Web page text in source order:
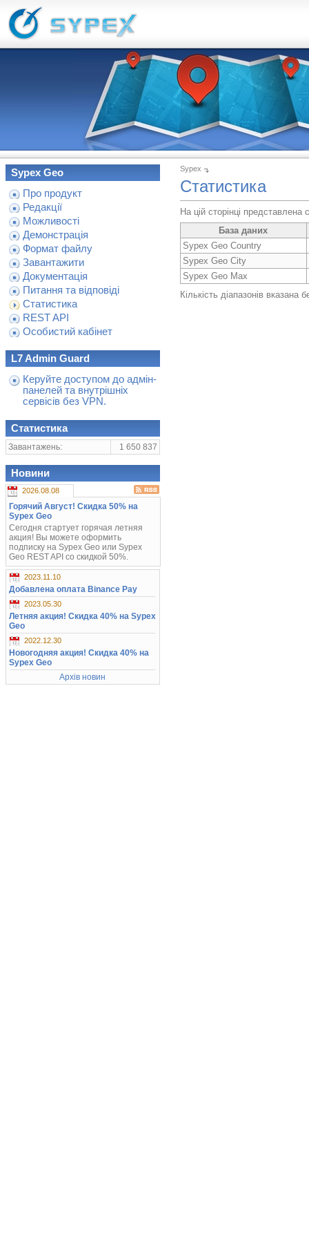
Sypex
Статистика
На цій сторінці
База даних
Sypex Geo Country
Sypex Geo City
Sypex Geo Max
Кількість діапазонів вказана
Sypex Geo
Про продукт
Редакції
Можливості
Демонстрація
Формат файлу
Завантажити
Документація
Питання та відповіді
Статистика
REST API
Особистий кабінет
L7 Admin Guard
Керуйте доступом до адмін-
панелей та внутрішніх
сервісів без VPN.
Статистика
Завантажень: 1 650 837
Новини
2026.08.08
Горячий Август! Скидка 50% на
Sypex Geo
Сегодня стартует горячая летняя
акция! Вы можете оформить
подписку на Sypex Geo или Sypex
Geo REST API со скидкой 50%.
2023.11.10
Добавлена оплата Binance Pay
2023.05.30
Летняя акция! Скидка 40% на Sypex
Geo
2022.12.30
Новогодняя акция! Скидка 40% на
Sypex Geo
Архів новин